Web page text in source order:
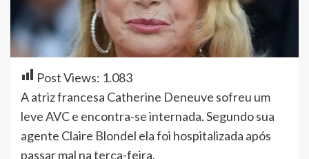
Post Views: 1.083
A atriz francesa Catherine Deneuve sofreu um
leve AVC e encontra-se internada. Segundo sua
agente Claire Blondel ela foi hospitalizada após
passar mal na terça-feira.